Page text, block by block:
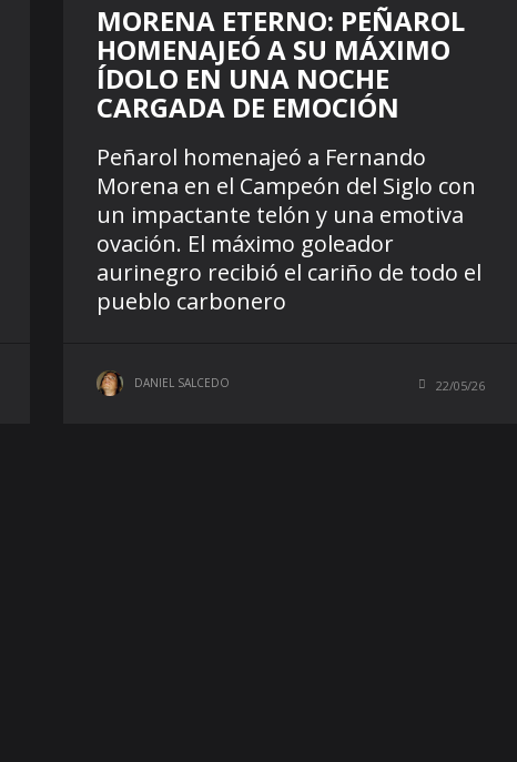
MORENA ETERNO: PEÑAROL
HOMENAJEÓ A SU MÁXIMO
ÍDOLO EN UNA NOCHE
CARGADA DE EMOCIÓN
Peñarol homenajeó a Fernando
Morena en el Campeón del Siglo con
un impactante telón y una emotiva
ovación. El máximo goleador
aurinegro recibió el cariño de todo el
pueblo carbonero
DANIEL SALCEDO 22/05/26